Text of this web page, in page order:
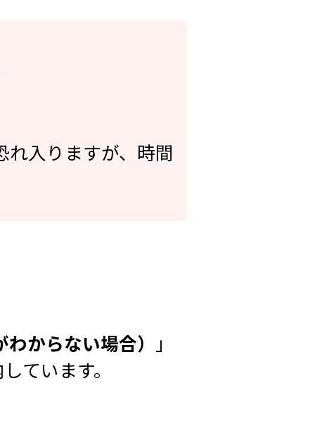
れ入りますが、時間
からない場合）
」
ています。